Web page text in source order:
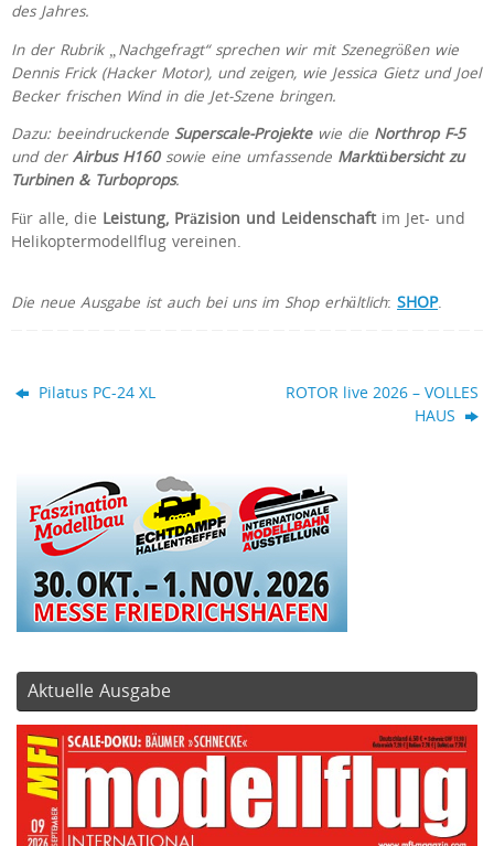
des Jahres.
In der Rubrik „Nachgefragt“ sprechen wir mit Szenegrößen wie
Dennis Frick (Hacker Motor), und zeigen, wie Jessica Gietz und Joel
Becker frischen Wind in die Jet-Szene bringen.
Dazu: beeindruckende Superscale-Projektewie die Northrop F-5
und der Airbus H160sowie eine umfassende Marktübersicht zu
Turbinen & Turboprops.
Für alle, die Leistung, Präzision und Leidenschaftim Jet- und
Helikoptermodellflug vereinen.
Die neue Ausgabe ist auch bei uns im Shop erhältlich: SHOP.
Pilatus PC-24 XL
ROTOR live 2026 – VOLLES
HAUS
Aktuelle Ausgabe